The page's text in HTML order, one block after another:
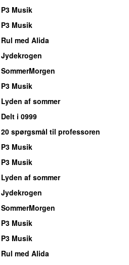
P3 Musik
P3 Musik
Rul med Alida
Jydekrogen
SommerMorgen
P3 Musik
Lyden af sommer
Delt i 0999
20 spørgsmål til professoren
P3 Musik
P3 Musik
Lyden af sommer
Jydekrogen
SommerMorgen
P3 Musik
P3 Musik
Rul med Alida